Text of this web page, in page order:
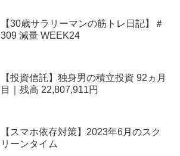
【30歳サラリーマンの筋トレ日記】＃
309 減量 WEEK24
【投資信託】独身男の積立投資 92ヵ月
目｜残高 22,807,911円
【スマホ依存対策】2023年6月のスク
リーンタイム